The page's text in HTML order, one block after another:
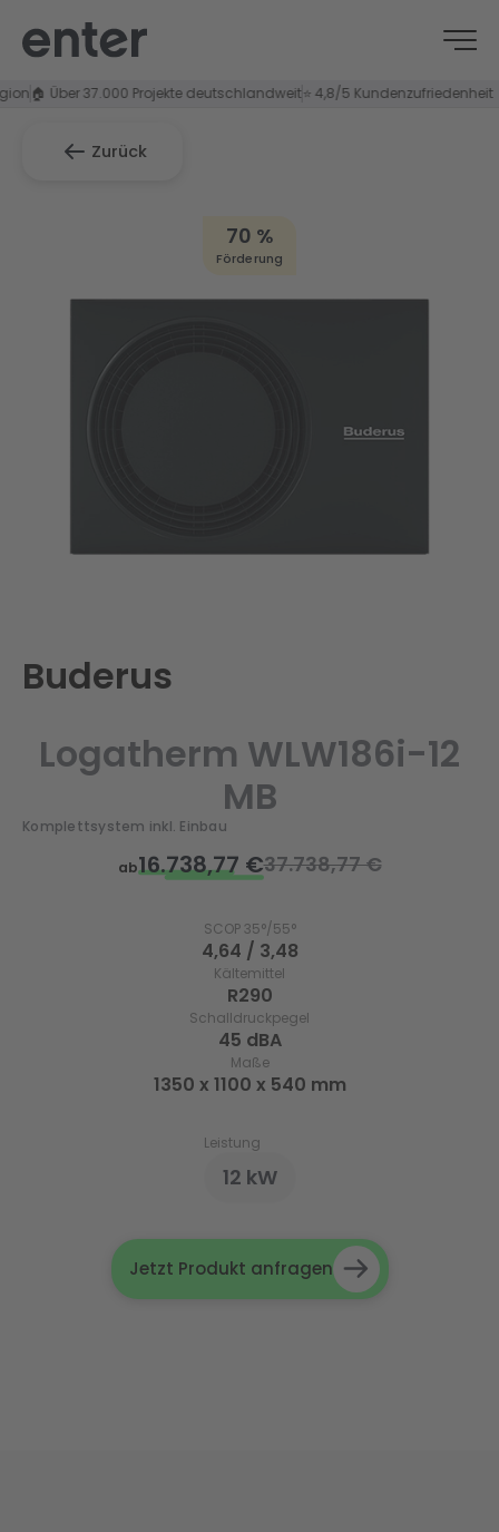
37.000 Projekte deutschlandweit⭐ 4,8/5 Kundenzufriedenheit
Zurück
70 %
Förderung
Buderus
Logatherm WLW186i-12
MB
Komplettsystem inkl. Einbau
ab16.738,77 €37.738,77 €
SCOP 35°/55°
4,64 / 3,48
Kältemittel
R290
Schalldruckpegel
45 dBA
Maße
1350 x 1100 x 540 mm
Leistung
12 kW
Jetzt Produkt anfragen